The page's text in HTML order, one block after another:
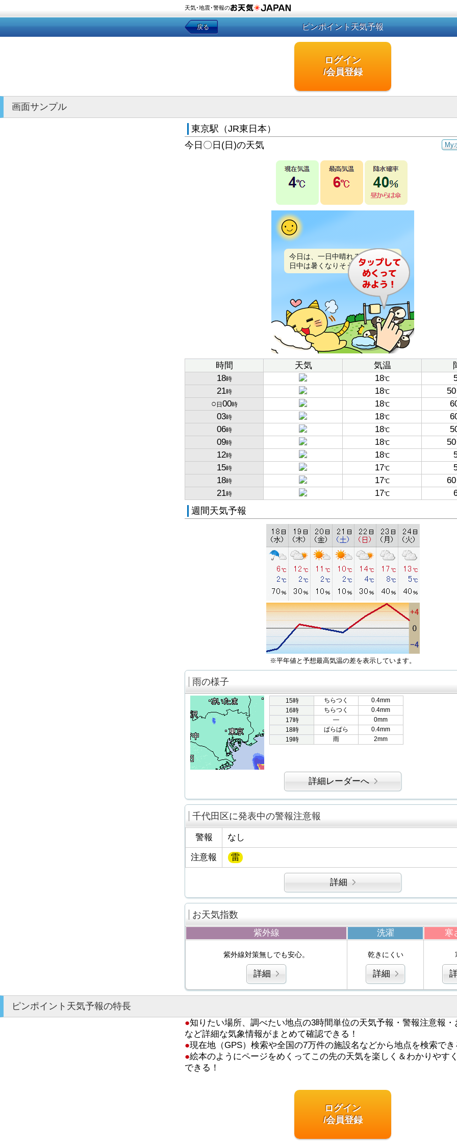
天気･地震･警報の
戻る ピンポイント天気予報
ログイン
/会員登録
画面サンプル
東京駅（JR東日本）
My
今日〇日(日)の天気
今日は、一日中晴れるでしょう。
日中は暑くなりそうです。
時間 天気 気温
18時 18℃
21時 18℃ 50
○ 日 00時 18℃
03時 18℃
06時 18℃
09時 18℃ 50
12時 18℃
15時 17℃
18時 17℃ 60
21時 17℃
週間天気予報
※平年値と予想最高気温の差を表示しています。
雨の様子
15時 ちらつく
0.4mm
16時
ちらつく
0.4mm
17時
―
0mm
18時
ぱらぱら
0.4mm
19時
雨 2mm
詳細レーダーへ
千代田区に発表中の警報注意報
警報 なし
注意報 雷
詳細
お天気指数
紫外線 洗濯 寒
紫外線対策無しでも安心。
詳細
乾きにくい
詳細
ピンポイント天気予報の特長
●知りたい場所、調べたい地点の3時間単位の天気予報・警報注意報・
など詳細な気象情報がまとめて確認できる！
●現在地（GPS）検索や全国の7万件の施設名などから地点を検索でき
●絵本のようにページをめくってこの先の天気を楽しく＆わかりやす
できる！
ログイン
/会員登録